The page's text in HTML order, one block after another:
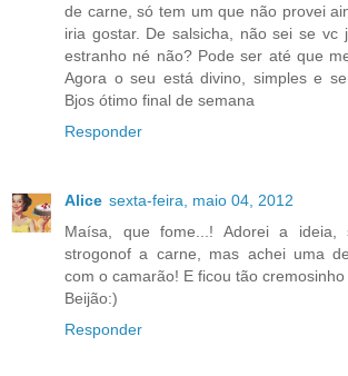
de carne, só tem um que não provei
iria gostar. De salsicha, não sei se vc
estranho né não? Pode ser até que
Agora o seu está divino, simples e
Bjos ótimo final de semana
Responder
Alice sexta-feira, maio 04, 2012
Maísa, que fome...! Adorei a ideia,
strogonof a carne, mas achei uma
com o camarão! E ficou tão
Beijão:)
Responder